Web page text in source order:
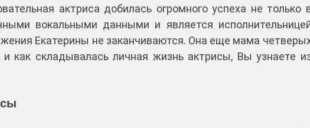
актриса добилась огромного успеха не только
вокальными данными и является
Екатерины не заканчиваются. Она еще мама
как складывалась личная жизнь актрисы, Вы узнаете